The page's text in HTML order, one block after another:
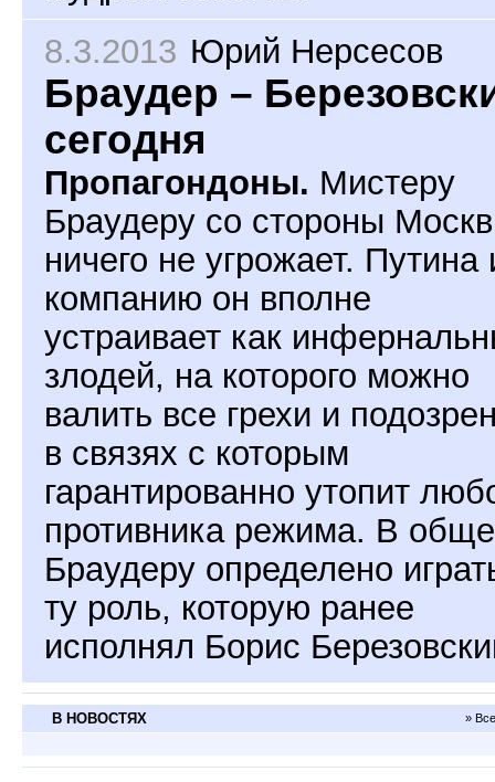
8.3.2013 Юрий Нерсесов
Браудер –
сегодня
Пропагондоны. Мистеру
Браудеру со стороны
ничего не угрожает. Путина
компанию он вполне
устраивает как
злодей, на которого можно
валить все грехи и
в связях с которым
гарантированно утопит
противника режима. В
Браудеру определено
ту роль, которую ранее
исполнял Борис
В НОВОСТЯХ »